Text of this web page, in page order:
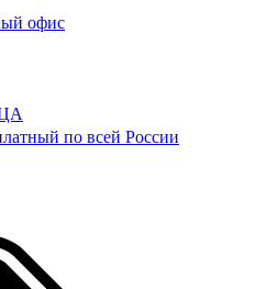
офис
по всей России